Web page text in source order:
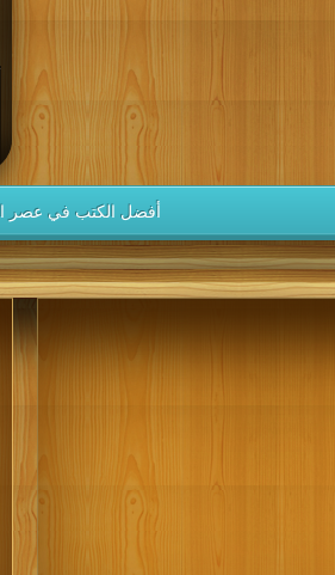
أفضل الكتب في عصر